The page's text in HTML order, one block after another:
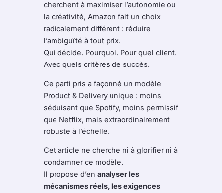
cherchent à maximiser l’autonomie ou
la créativité, Amazon fait un choix
radicalement différent : réduire
l’ambiguïté à tout prix.
Qui décide. Pourquoi. Pour quel client.
Avec quels critères de succès.
Ce parti pris a façonné un modèle
Product & Delivery unique : moins
séduisant que Spotify, moins permissif
que Netflix, mais extraordinairement
robuste à l’échelle.
Cet article ne cherche ni à glorifier ni à
condamner ce modèle.
Il propose d’en analyser les
mécanismes réels, les exigences